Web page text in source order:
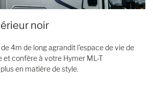
noir
4m de long agrandit l'espace de vie de
confère à votre Hymer ML-T
en matière de style.